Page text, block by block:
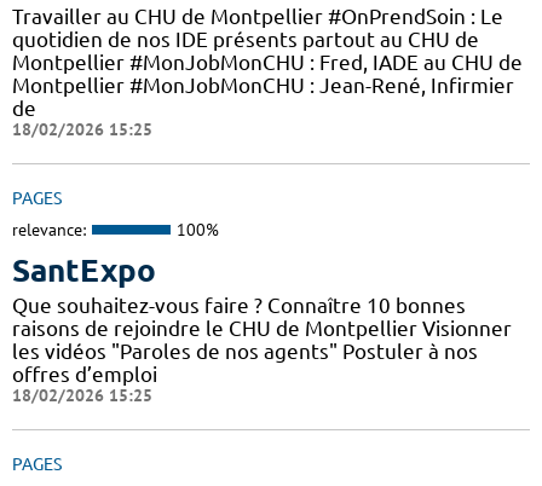
Travailler au CHU de Montpellier #OnPrendSoin : Le
quotidien de nos IDE présents partout au CHU de
Montpellier #MonJobMonCHU : Fred, IADE au CHU de
Montpellier #MonJobMonCHU : Jean-René, Infirmier
de
18/02/2026 15:25
PAGES
relevance: 100%
SantExpo
Que souhaitez-vous faire ? Connaître 10 bonnes
raisons de rejoindre le CHU de Montpellier Visionner
les vidéos "Paroles de nos agents" Postuler à nos
offres d’emploi
18/02/2026 15:25
PAGES